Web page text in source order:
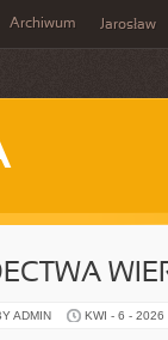
Archiwum Jarosław
ADMIN KWI - 6 - 2026